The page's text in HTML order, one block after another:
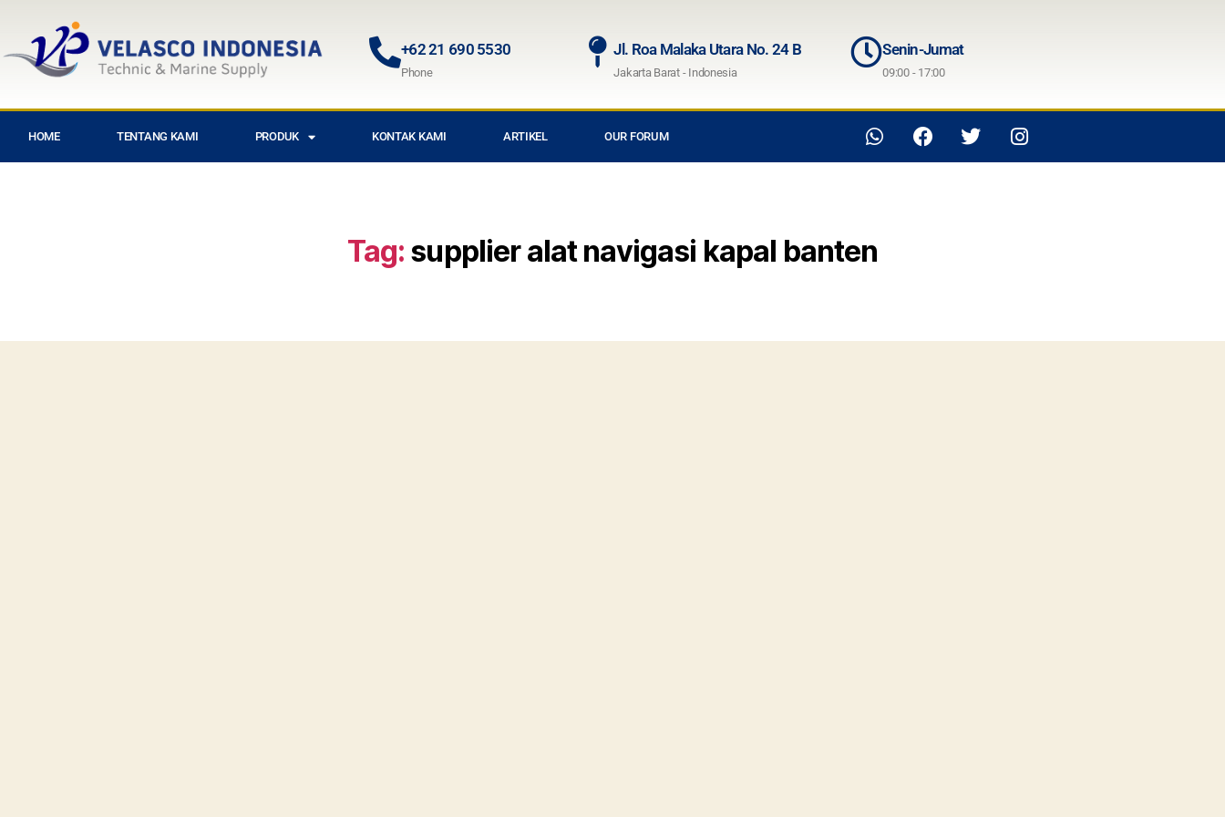
+62 21 690 5530
Phone
Jl. Roa Malaka Utara No. 24 B
Jakarta Barat - Indonesia
Senin-Jumat
09:00 - 17:00
HOME TENTANG KAMI PRODUK KONTAK KAMI ARTIKEL OUR FORUM
Tag: supplier alat navigasi kapal banten